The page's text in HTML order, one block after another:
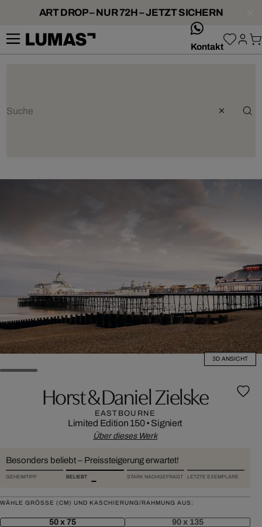
ART DROP – NUR 72H – JETZT SICHERN
Kontakt
3D ANSICHT
Horst & Daniel Zielske
EASTBOURNE
Limited Edition 150• Signiert
Über dieses Werk
Besonders beliebt – Preissteigerung erwartet!
GEHEIMTIPP BELIEBT STARK NACHGEFRAGT LETZTE EXEMPLARE
WÄHLE GRÖSSE (CM) UND KASCHIERUNG/RAHMUNG AUS:
50 x 75 90 x 135